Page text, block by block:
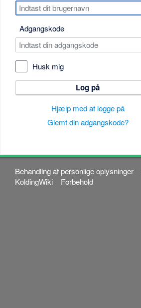
Adgangskode
Husk mig
Log på
Hjælp med at logge på
Glemt din adgangskode?
Behandling af personlige oplysninger
KoldingWiki
Forbehold